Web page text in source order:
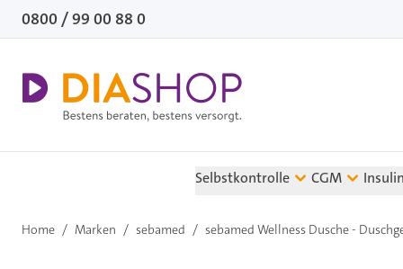
Direkt zum Inhalt
0800 / 99 00 88 0
Selbstkontrolle CGM
Home / Marken / sebamed / sebamed Wellness Dusche -